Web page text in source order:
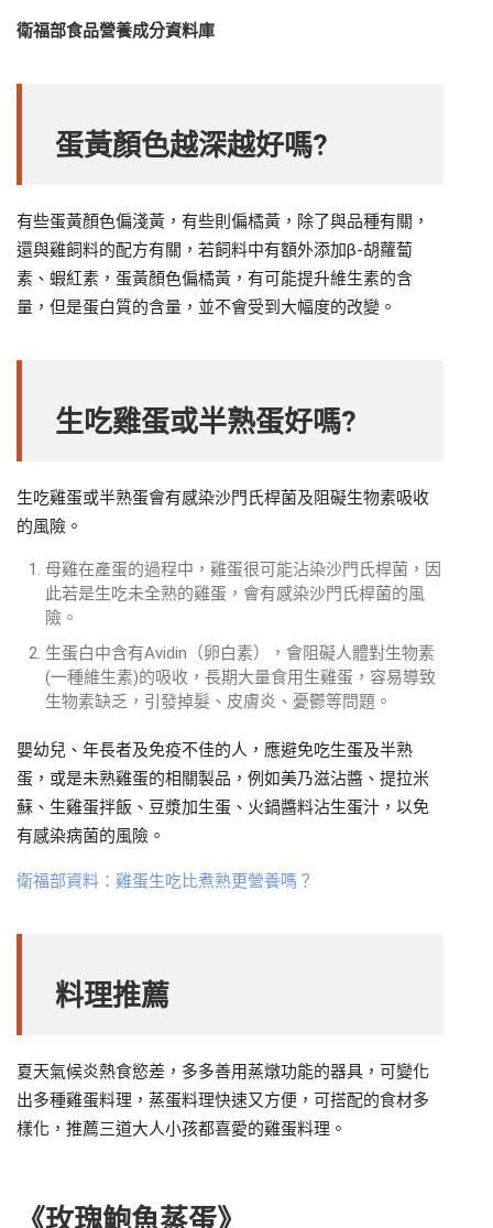
衛福部食品營養成分資料庫
蛋黃顏色越深越好嗎?
有些蛋黃顏色偏淺黃，有些則偏橘黃，除了與品種有關，
還與雞飼料的配方有關，若飼料中有額外添加β-胡蘿蔔
素、蝦紅素，蛋黃顏色偏橘黃，有可能提升維生素的含
量，但是蛋白質的含量，並不會受到大幅度的改變。
生吃雞蛋或半熟蛋好嗎?
生吃雞蛋或半熟蛋會有感染沙門氏桿菌及阻礙生物素吸收
的風險。
母雞在產蛋的過程中，雞蛋很可能沾染沙門氏桿菌，因
此若是生吃未全熟的雞蛋，會有感染沙門氏桿菌的風
險。
生蛋白中含有Avidin（卵白素），會阻礙人體對生物素
(一種維生素)的吸收，長期大量食用生雞蛋，容易導致
生物素缺乏，引發掉髮、皮膚炎、憂鬱等問題。
嬰幼兒、年長者及免疫不佳的人，應避免吃生蛋及半熟
蛋，或是未熟雞蛋的相關製品，例如美乃滋沾醬、提拉米
蘇、生雞蛋拌飯、豆漿加生蛋、火鍋醬料沾生蛋汁，以免
有感染病菌的風險。
衛福部資料：雞蛋生吃比煮熟更營養嗎？
料理推薦
夏天氣候炎熱食慾差，多多善用蒸燉功能的器具，可變化
出多種雞蛋料理，蒸蛋料理快速又方便，可搭配的食材多
樣化，推薦三道大人小孩都喜愛的雞蛋料理。
《玫瑰鮑魚蒸蛋》